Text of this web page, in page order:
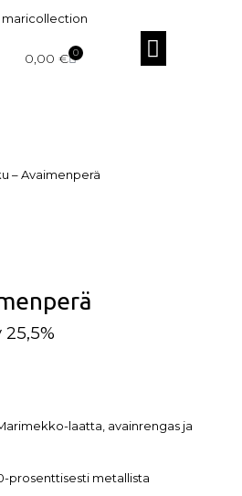
0,00 € 0
– Avaimenperä
25,5%
laatta, avainrengas ja
prosenttisesti metallista